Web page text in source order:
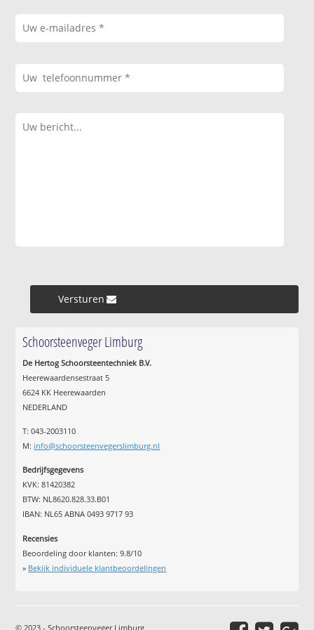
Versturen »
Schoorsteenveger Limburg
De Hertog Schoorsteentechniek B.V.
Heerewaardensestraat 5
6624 KK Heerewaarden
NEDERLAND
T: 043-2003110
M: info@schoorsteenvegerslimburg.nl
Bedrijfsgegevens
KVK: 81420382
BTW: NL8620.828.33.B01
IBAN: NL65 ABNA 0493 9717 93
Recensies
Beoordeling door klanten:9.8/10
» Bekijk individuele klantbeoordelingen
© 2023 - Schoorsteenveger Limburg